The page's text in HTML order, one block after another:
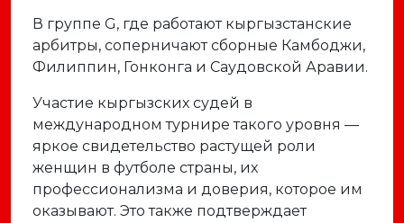
В группе G, где работают кыргызстанские
арбитры, соперничают сборные Камбоджи,
Филиппин, Гонконга и Саудовской Аравии.
Участие кыргызских судей в
международном турнире такого уровня —
яркое свидетельство растущей роли
женщин в футболе страны, их
профессионализма и доверия, которое им
оказывают. Это также подтверждает